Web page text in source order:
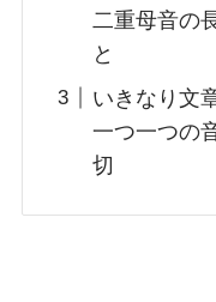
二重母音の
と
いきなり文
一つ一つの
切